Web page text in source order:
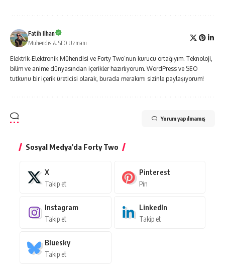
Fatih Ilhan
Mühendis & SEO Uzmanı
Elektrik-Elektronik Mühendisi ve Forty Two’nun kurucu ortağıyım. Teknoloji,
bilim ve anime dünyasından içerikler hazırlıyorum. WordPress ve SEO
tutkunu bir içerik üreticisi olarak, burada merakımı sizinle paylaşıyorum!
Yorum yapılmamış
Sosyal Medya'da Forty Two
X
Takip et
Pinterest
Pin
Instagram
Takip et
LinkedIn
Takip et
Bluesky
Takip et